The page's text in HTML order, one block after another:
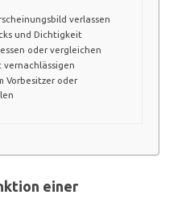
verlassen
und Dichtigkeit
oder vergleichen
vernachlässigen
Vorbesitzer oder
einer